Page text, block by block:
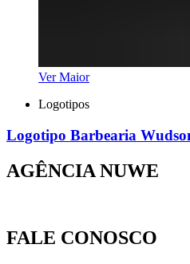
Ver Maior
Logotipos
Logotipo Barbearia
AGÊNCIA NUWE
FALE CONOSCO